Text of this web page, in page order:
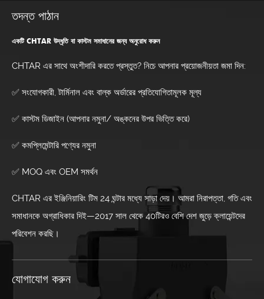
তদন্ত পাঠান
একটি CHTAR উদ্ধৃতি বা কাস্টম সমাধানের জন্য অনুরোধ করুন
CHTAR এর সাথে অংশীদারি করতে প্রস্তুত? নিচে আপনার প্রয়োজনীয়তা জমা দিন:
✅ সংযোগকারী, টার্মিনাল এবং বাল্ক অর্ডারের প্রতিযোগিতামূলক মূল্য
✅ কাস্টম ডিজাইন (আপনার নমুনা/ অঙ্কনের উপর ভিত্তি করে)
✅ কমপ্লিমেন্টারি পণ্যের নমুনা
✅ MOQ এবং OEM সমর্থন
CHTAR এর ইঞ্জিনিয়ারিং টিম 24 ঘন্টার মধ্যে সাড়া দেয়। আমরা নিরাপত্তা, গতি এবং
সমাধানকে অগ্রাধিকার দিই—2017 সাল থেকে 40টিরও বেশি দেশ জুড়ে ক্লায়েন্টদের
পরিবেশন করছি।
যোগাযোগ করুন